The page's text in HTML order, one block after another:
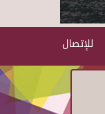
للإتصال